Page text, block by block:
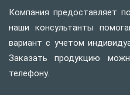
Компания предоставляет
наши консультанты
вариант с учетом
Заказать продукцию
телефону.